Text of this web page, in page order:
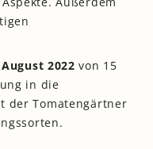
2022 von 15
in die
der Tomatengärtner